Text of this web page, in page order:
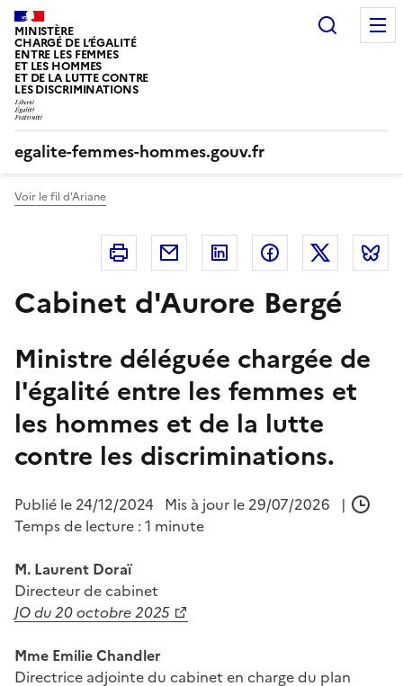
Panneau de gestion des cookies
MINISTÈRE
CHARGÉ DE L’ÉGALITÉ
ENTRE LES FEMMES
ET LES HOMMES
ET DE LA LUTTE CONTRE
LES DISCRIMINATIONS
egalite-femmes-hommes.gouv.fr
Voir le fil d'Ariane
Imprimer Courriel Linkedin FacebookTwitter
Cabinet d'Aurore Bergé
Ministre déléguée chargée de
l'égalité entre les femmes et
les hommes et de la lutte
contre les discriminations.
Publié le 24/12/2024 Mis à jour le 29/07/2026
|
Temps de lecture : 1 minute
M. Laurent Doraï
Directeur de cabinet
JO du 20 octobre 2025
Mme Emilie Chandler
Directrice adjointe du cabinet en charge du plan